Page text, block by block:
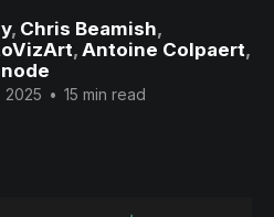
, Chris Beamish,
, Antoine Colpaert,
2025 • 15 min read